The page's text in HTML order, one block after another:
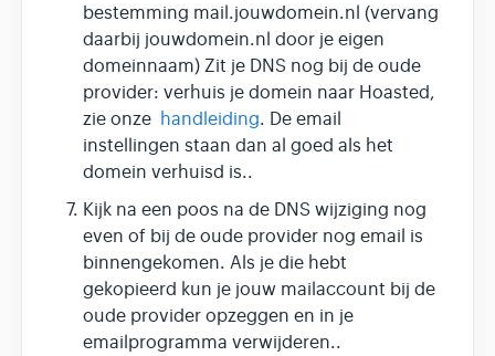
bestemming mail.jouwdomein.nl (vervang
daarbij jouwdomein.nl door je eigen
domeinnaam) Zit je DNS nog bij de oude
provider: verhuis je domein naar Hoasted,
zie onze handleiding. De email
instellingen staan dan al goed als het
domein verhuisd is..
Kijk na een poos na de DNS wijziging nog
even of bij de oude provider nog email is
binnengekomen. Als je die hebt
gekopieerd kun je jouw mailaccount bij de
oude provider opzeggen en in je
emailprogramma verwijderen..